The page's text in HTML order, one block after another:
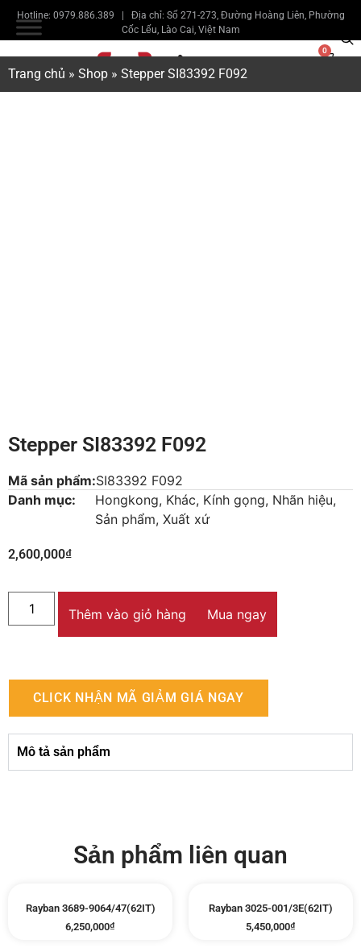
Hotline: 0979.886.389 | Địa chỉ: Số 271-273, Đường Hoàng Liên, Phường
Cốc Lếu, Lào Cai, Việt Nam
0
Trang chủ » Shop » Stepper SI83392 F092
Stepper SI83392 F092
Mã sản phẩm:SI83392 F092
Danh mục:
Hongkong, Khác, Kính gọng, Nhãn hiệu,
Sản phẩm, Xuất xứ
2,600,000₫
Thêm vào giỏ hàng Mua ngay
CLICK NHẬN MÃ GIẢM GIÁ NGAY
Mô tả sản phẩm
Sản phẩm liên quan
Rayban 3689-9064/47(62IT)
6,250,000₫
Rayban 3025-001/3E(62IT)
5,450,000₫